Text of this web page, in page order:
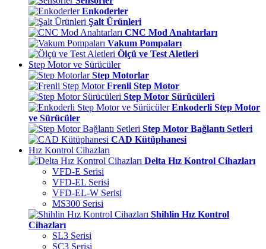
Enkoderler
Şalt Ürünleri
CNC Mod Anahtarları
Vakum Pompaları
Ölçü ve Test Aletleri
Step Motor ve Sürücüler
Step Motorlar
Frenli Step Motor
Step Motor Sürücüleri
Enkoderli Step Motor
ve Sürücüler
Step Motor Bağlantı Setleri
CAD Kütüphanesi
Hız Kontrol Cihazları
Delta Hız Kontrol Cihazları
VFD-E Serisi
VFD-EL Serisi
VFD-EL-W Serisi
MS300 Serisi
Shihlin Hız Kontrol
Cihazları
SL3 Serisi
SC3 Serisi